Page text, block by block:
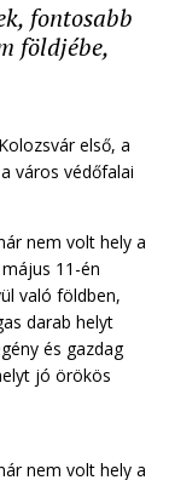
fontosabb
földjébe,
első, a
város védőfalai
nem volt hely a
11-én
való földben,
darab helyt
és gazdag
jó örökös
nem volt hely a